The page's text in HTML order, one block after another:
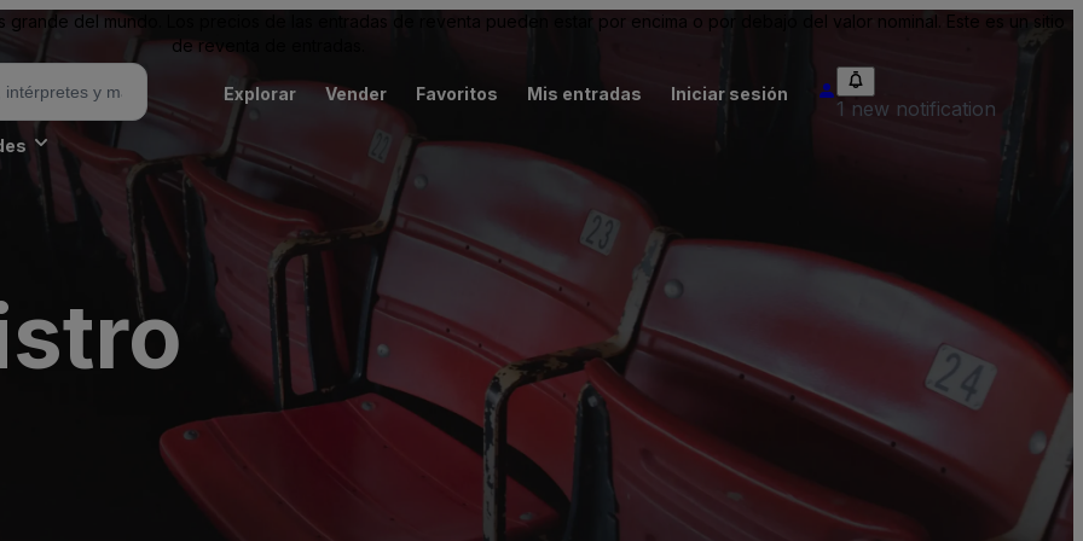
del mundo. Los precios de las entradas de reventa pueden estar por encima o por debajo del valor nominal. Este es un sitio
de reventa de entradas.
Explorar Vender Favoritos Mis entradas Iniciar sesión
1 new notification